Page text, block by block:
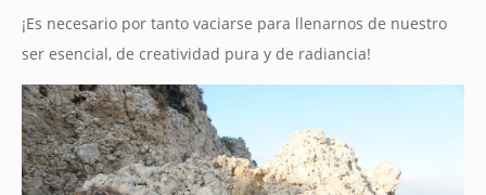
¡Es necesario por tanto vaciarse para llenarnos de nuestro
ser esencial, de creatividad pura y de radiancia!